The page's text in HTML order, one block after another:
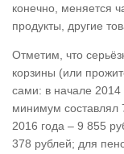
конечно, меняется
продукты, другие
Отметим, что
корзины (или
сами: в начале
минимум составлял
2016 года – 9 855
378 рублей; для